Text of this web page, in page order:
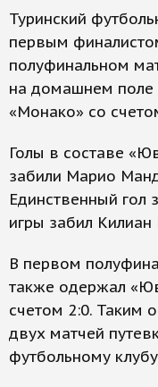
Туринский
первым
полуфинальном
на домашнем
«Монако» со
Голы в составе
забили Марио
Единственный гол
игры забил
В первом
также одержал
счетом 2:0. Таким
двух матчей
футбольному